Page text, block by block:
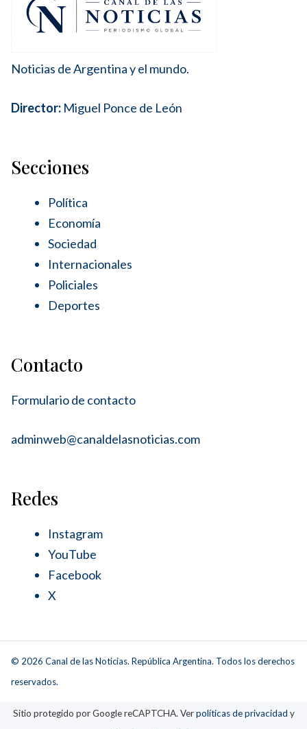
Noticias de Argentina y el mundo.
Director: Miguel Ponce de León
Secciones
Política
Economía
Sociedad
Internacionales
Policiales
Deportes
Contacto
Formulario de contacto
adminweb@canaldelasnoticias.com
Redes
Instagram
YouTube
Facebook
X
© 2026 Canal de las Noticias. República Argentina. Todos los derechos
reservados.
Sitio protegido por Google reCAPTCHA. Verpolíticas de privacidad y